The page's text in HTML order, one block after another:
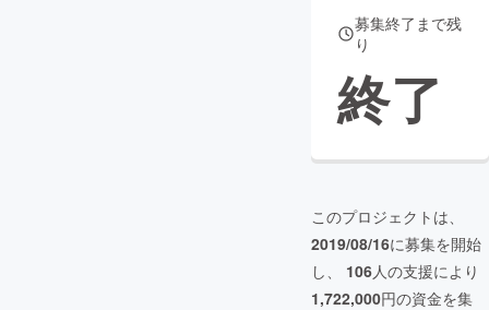
募集終了まで残
り
終了
このプロジェクトは、
2019/08/16に募集を開始
し、 106人の支援により
1,722,000円の資金を集